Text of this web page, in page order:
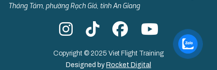
Tháng Tám, phường Rạch Giá, tỉnh An Giang
Copyright © 2025 Viet Flight Training
Designed by Rocket Digital